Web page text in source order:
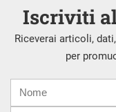
Iscriviti
Riceverai articoli,
per
mail